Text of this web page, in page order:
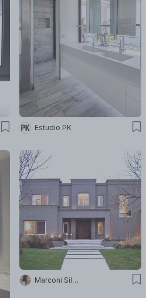
Estudio PK
Marconi Silva Arquitectos